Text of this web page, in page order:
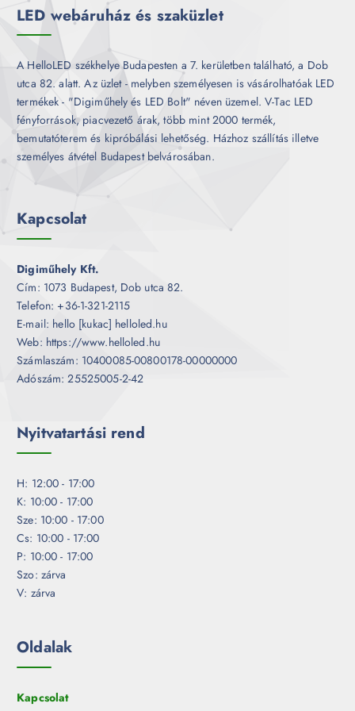
LED webáruház és szaküzlet
A HelloLED székhelye Budapesten a 7. kerületben található, a Dob
utca 82. alatt. Az üzlet - melyben személyesen is vásárolhatóak LED
termékek - "Digiműhely és LED Bolt" néven üzemel. V-Tac LED
fényforrások, piacvezető árak, több mint 2000 termék,
bemutatóterem és kipróbálási lehetőség. Házhoz szállítás illetve
személyes átvétel Budapest belvárosában.
Kapcsolat
Digiműhely Kft.
Cím: 1073 Budapest, Dob utca 82.
Telefon: +36-1-321-2115
E-mail: hello [kukac] helloled.hu
Web: https://www.helloled.hu
Számlaszám: 10400085-00800178-00000000
Adószám: 25525005-2-42
Nyitvatartási rend
H: 12:00 - 17:00
K: 10:00 - 17:00
Sze: 10:00 - 17:00
Cs: 10:00 - 17:00
P: 10:00 - 17:00
Szo: zárva
V: zárva
Oldalak
Kapcsolat